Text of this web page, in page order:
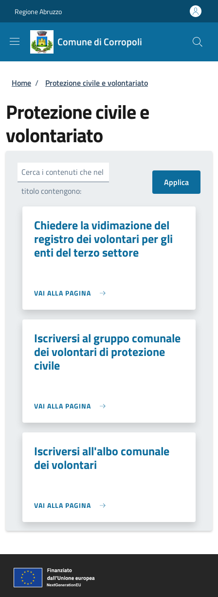
Regione Abruzzo
Comune di Corropoli
Briciole di pane
Home / Protezione civile e volontariato
Protezione civile e
volontariato
Cerca i contenuti che nel
titolo contengono:
Chiedere la vidimazione del
registro dei volontari per gli
enti del terzo settore
VAI ALLA PAGINA
Iscriversi al gruppo comunale
dei volontari di protezione
civile
VAI ALLA PAGINA
Iscriversi all'albo comunale
dei volontari
VAI ALLA PAGINA